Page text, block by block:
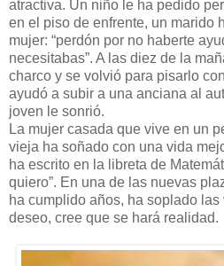
atractiva. Un niño le ha pedido
en el piso de enfrente, un marido
mujer: “perdón por no haberte
necesitabas”. A las diez de la
charco y se volvió para pisarlo
ayudó a subir a una anciana al
joven le sonrió.
La mujer casada que vive en un
vieja ha soñado con una vida
ha escrito en la libreta de
quiero”. En una de las nuevas
ha cumplido años, ha soplado
deseo, cree que se hará realidad.